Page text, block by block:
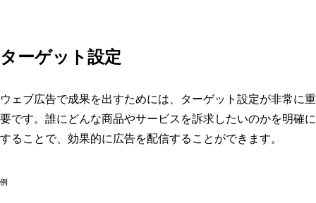
ターゲット設定
ウェブ広告で成果を出すためには、ターゲット設定が非常に重
要です。誰にどんな商品やサービスを訴求したいのかを明確に
することで、効果的に広告を配信することができます。
例